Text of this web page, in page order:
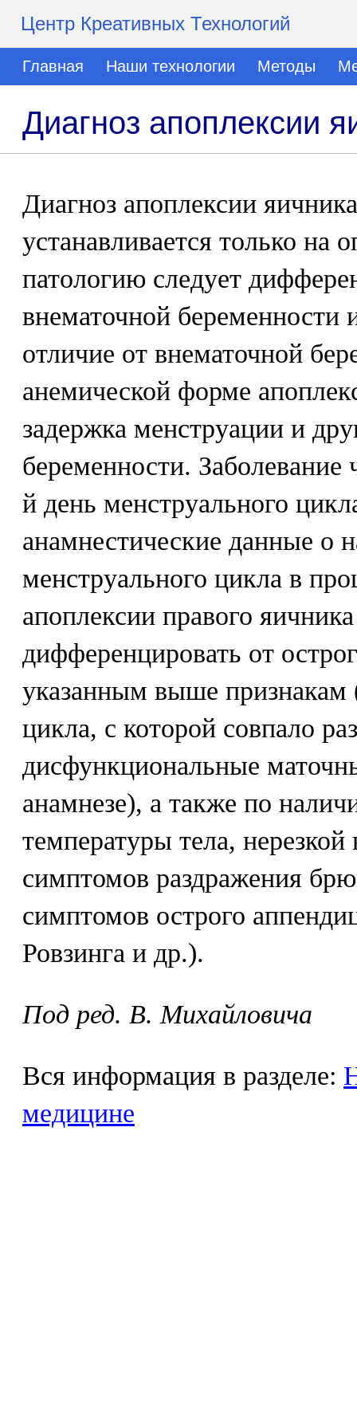
Центр Креативных Технологий
Главная Наши технологии Методы
Диагноз апоплексии
Диагноз апоплексии
устанавливается только на
патологию следует
внематочной беременности
отличие от внематочной
анемической форме
задержка менструации и
беременности. Заболевание
й день менструального
анамнестические данные о
менструального цикла в
апоплексии правого
дифференцировать от
указанным выше признакам
цикла, с которой совпало
дисфункциональные
анамнезе), а также по
температуры тела,
симптомов раздражения
симптомов острого
Ровзинга и др.).
Под ред. В. Михайловича
Вся информация в разделе:
медицине